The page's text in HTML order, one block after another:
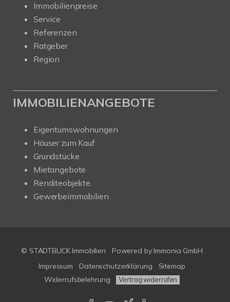
Immobilienpreise
Service
Referenzen
Ratgeber
Region
IMMOBILIENANGEBOTE
Eigentumswohnungen
Häuser zum Kauf
Grundstücke
Mietangebote
Renditeobjekte
Gewerbeimmobilien
© STADTBLICK Immobilien Powered by Immonia GmbH
Impressum
Datenschutzerklärung
Sitemap
Widerrufsbelehrung
Vertrag widerrufen